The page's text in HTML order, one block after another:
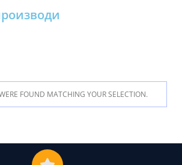
FOUND MATCHING YOUR SELECTION.